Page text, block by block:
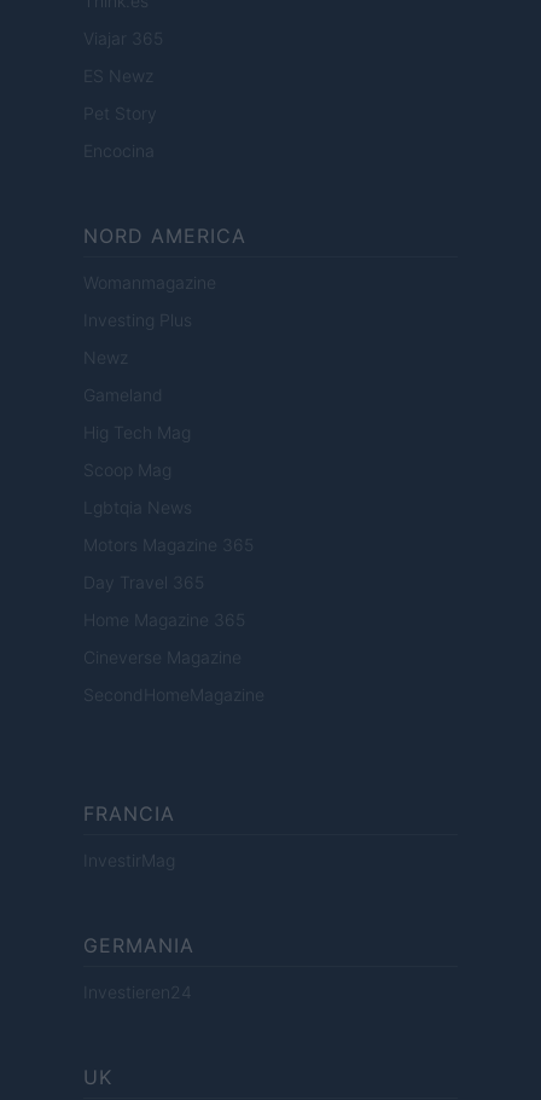
Viajar 365
ES Newz
Pet Story
Encocina
NORD AMERICA
Womanmagazine
Investing Plus
Newz
Gameland
Hig Tech Mag
Scoop Mag
Lgbtqia News
Motors Magazine 365
Day Travel 365
Home Magazine 365
Cineverse Magazine
SecondHomeMagazine
FRANCIA
InvestirMag
GERMANIA
Investieren24
UK